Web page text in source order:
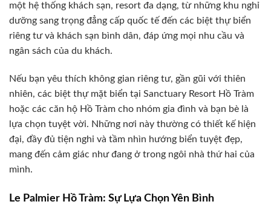
một hệ thống khách sạn, resort đa dạng, từ những khu nghỉ
dưỡng sang trọng đẳng cấp quốc tế đến các biệt thự biển
riêng tư và khách sạn bình dân, đáp ứng mọi nhu cầu và
ngân sách của du khách.
Nếu bạn yêu thích không gian riêng tư, gần gũi với thiên
nhiên, các biệt thự mặt biển tại Sanctuary Resort Hồ Tràm
hoặc các căn hộ Hồ Tràm cho nhóm gia đình và bạn bè là
lựa chọn tuyệt vời. Những nơi này thường có thiết kế hiện
đại, đầy đủ tiện nghi và tầm nhìn hướng biển tuyệt đẹp,
mang đến cảm giác như đang ở trong ngôi nhà thứ hai của
mình.
Le Palmier Hồ Tràm: Sự Lựa Chọn Yên Bình